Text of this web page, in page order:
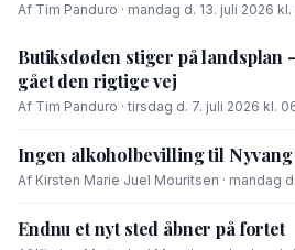
Af Tim Panduro · mandag d. 13. juli 2026 kl.
Butiksdøden stiger på landsplan
gået den rigtige vej
Af Tim Panduro · tirsdag d. 7. juli 2026 kl.
Ingen alkoholbevilling til Nyvang
Af Kirsten Marie Juel Mouritsen · mandag
Endnu et nyt sted åbner på fortet